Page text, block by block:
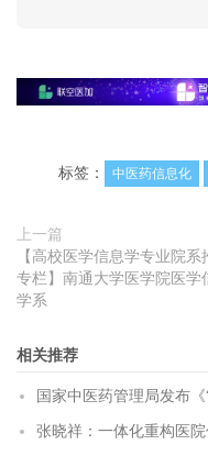
标签： 中医药信息化
上一篇
【高校医学信息学专业院系
专栏】南通大学医学院医学
学系
相关推荐
国家中医药管理局发布
张晓祥：一体化重构医